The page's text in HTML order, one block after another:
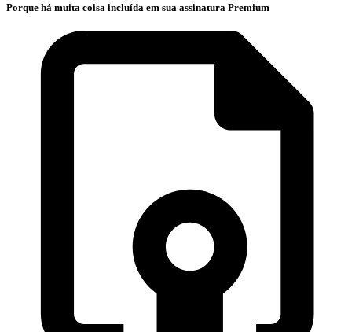
Porque há muita coisa incluída em sua assinatura Premium